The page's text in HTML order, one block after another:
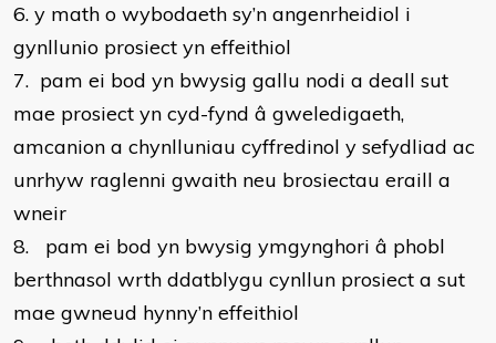
6. y math o wybodaeth sy’n angenrheidiol i
gynllunio prosiect yn effeithiol
7. pam ei bod yn bwysig gallu nodi a deall sut
mae prosiect yn cyd-fynd â gweledigaeth,
amcanion a chynlluniau cyffredinol y sefydliad ac
unrhyw raglenni gwaith neu brosiectau eraill a
wneir
8.
pam ei bod yn bwysig ymgynghori â phobl
berthnasol wrth ddatblygu cynllun prosiect a sut
mae gwneud hynny’n effeithiol